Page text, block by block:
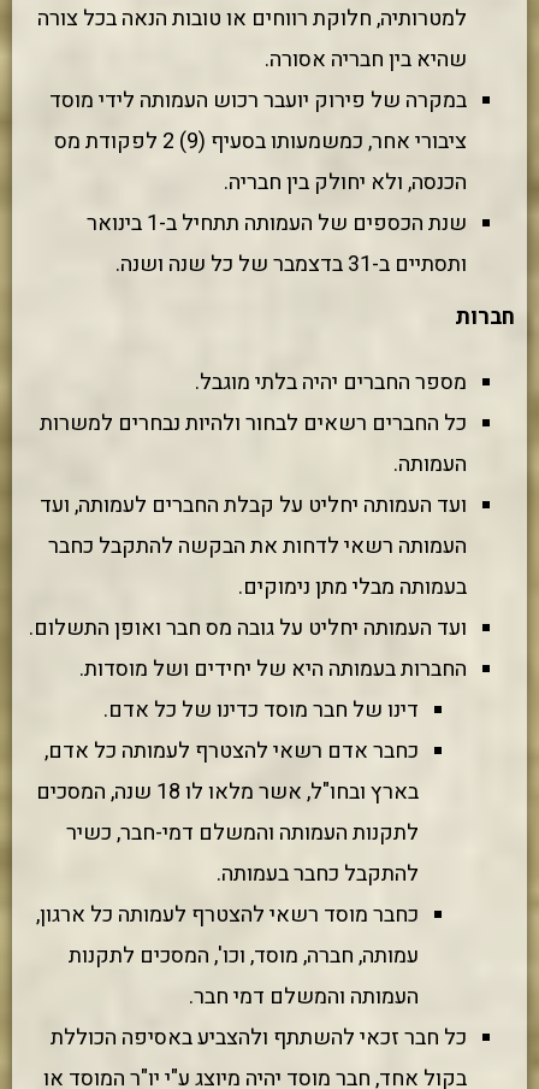
למטרותיה, חלוקת רווחים או טובות הנאה בכל צורה
שהיא בין חבריה אסורה.
במקרה של פירוק יועבר רכוש העמותה לידי מוסד
ציבורי אחר, כמשמעותו בסעיף (9) 2 לפקודת מס
הכנסה, ולא יחולק בין חבריה.
שנת הכספים של העמותה תתחיל ב-1 בינואר
ותסתיים ב-31 בדצמבר של כל שנה ושנה.
חברות
מספר החברים יהיה בלתי מוגבל.
כל החברים רשאים לבחור ולהיות נבחרים למשרות
העמותה.
ועד העמותה יחליט על קבלת החברים לעמותה, ועד
העמותה רשאי לדחות את הבקשה להתקבל כחבר
בעמותה מבלי מתן נימוקים.
ועד העמותה יחליט על גובה מס חבר ואופן התשלום.
החברות בעמותה היא של יחידים ושל מוסדות.
דינו של חבר מוסד כדינו של כל אדם.
כחבר אדם רשאי להצטרף לעמותה כל אדם,
בארץ ובחו"ל, אשר מלאו לו 18 שנה, המסכים
לתקנות העמותה והמשלם דמי-חבר, כשיר
להתקבל כחבר בעמותה.
כחבר מוסד רשאי להצטרף לעמותה כל ארגון,
עמותה, חברה, מוסד, וכו', המסכים לתקנות
העמותה והמשלם דמי חבר.
כל חבר זכאי להשתתף ולהצביע באסיפה הכוללת
בקול אחד, חבר מוסד יהיה מיוצג ע"י יו"ר המוסד או